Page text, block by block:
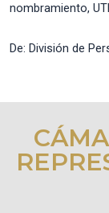
nombramiento,
De: División de